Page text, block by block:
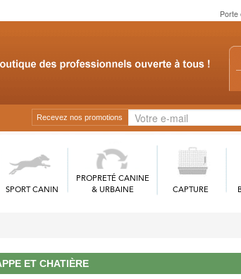
Porte
Recevez nos promotions
SPORT CANIN
PROPRETÉ CANINE
& URBAINE
CAPTURE
ET CHATIÈRE